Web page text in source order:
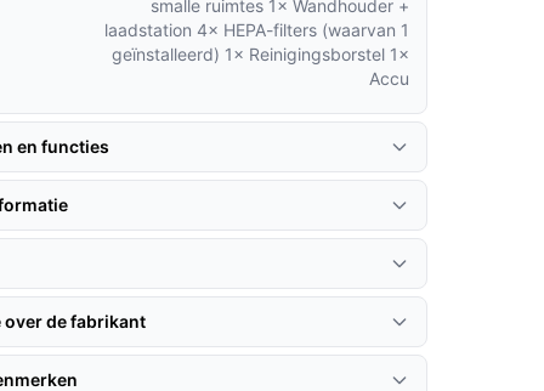
smalle ruimtes 1× Wandhouder +
laadstation 4× HEPA-filters (waarvan 1
geïnstalleerd) 1× Reinigingsborstel 1×
Accu
en functies
over de fabrikant